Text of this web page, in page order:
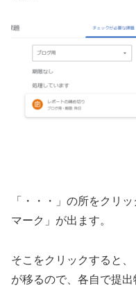
「・・・」の所をクリ
マーク」が出ます。
そこをクリックすると
が移るので、各自で提出